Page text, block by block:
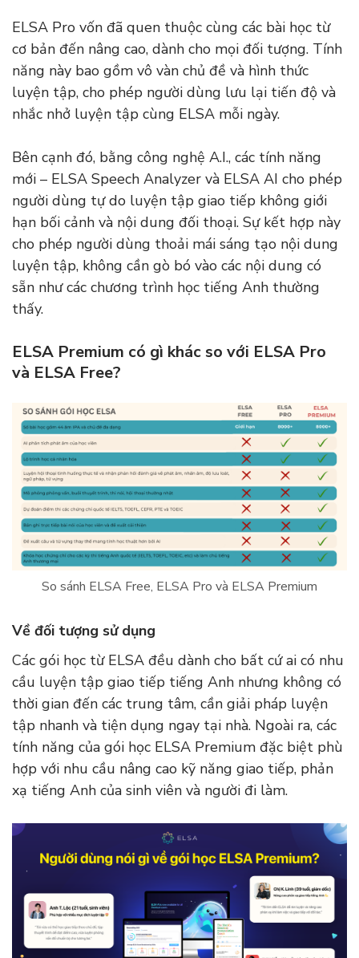
ELSA Pro vốn đã quen thuộc cùng các bài học từ
cơ bản đến nâng cao, dành cho mọi đối tượng. Tính
năng này bao gồm vô vàn chủ đề và hình thức
luyện tập, cho phép người dùng lưu lại tiến độ và
nhắc nhở luyện tập cùng ELSA mỗi ngày.
Bên cạnh đó, bằng công nghệ A.I., các tính năng
mới – ELSA Speech Analyzer và ELSA AI cho phép
người dùng tự do luyện tập giao tiếp không giới
hạn bối cảnh và nội dung đối thoại. Sự kết hợp này
cho phép người dùng thoải mái sáng tạo nội dung
luyện tập, không cần gò bó vào các nội dung có
sẵn như các chương trình học tiếng Anh thường
thấy.
ELSA Premium có gì khác so với ELSA Pro
và ELSA Free?
So sánh ELSA Free, ELSA Pro và ELSA Premium
Về đối tượng sử dụng
Các gói học từ ELSA đều dành cho bất cứ ai có nhu
cầu luyện tập giao tiếp tiếng Anh nhưng không có
thời gian đến các trung tâm, cần giải pháp luyện
tập nhanh và tiện dụng ngay tại nhà. Ngoài ra, các
tính năng của gói học ELSA Premium đặc biệt phù
hợp với nhu cầu nâng cao kỹ năng giao tiếp, phản
xạ tiếng Anh của sinh viên và người đi làm.